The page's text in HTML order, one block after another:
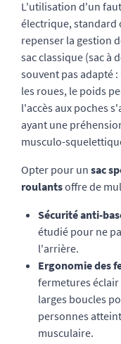
L'utilisation d'un
électrique,
repenser la gestion
sac classique (sac à
souvent pas adapté
les roues, le poids
l'accès aux poches
ayant une
musculo-
Opter pour un sac
roulantsoffre de
Sécurité anti-
étudié pour ne
l'arrière.
Ergonomie des
fermetures
larges boucles
personnes
musculaire.